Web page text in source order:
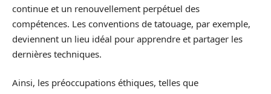
continue et un renouvellement perpétuel des
compétences. Les conventions de tatouage, par exemple,
deviennent un lieu idéal pour apprendre et partager les
dernières techniques.
Ainsi, les préoccupations éthiques, telles que